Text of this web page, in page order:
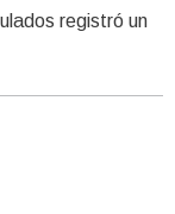
registró un